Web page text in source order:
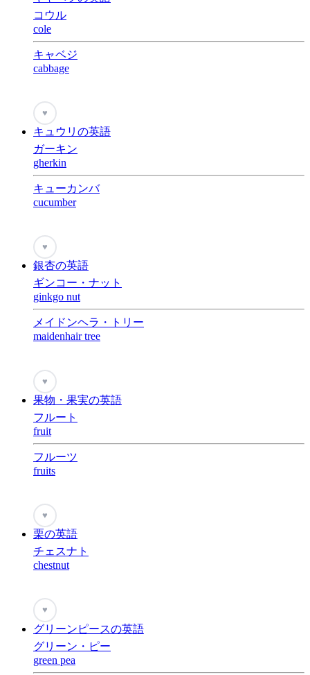
コウル
cole
キャベジ
cabbage
♥
キュウリの英語
ガーキン
gherkin
キューカンバ
cucumber
♥
銀杏の英語
ギンコー・ナット
ginkgo nut
メイドンヘラ・トリー
maidenhair tree
♥
果物・果実の英語
フルート
fruit
フルーツ
fruits
♥
栗の英語
チェスナト
chestnut
♥
グリーンピースの英語
グリーン・ピー
green pea